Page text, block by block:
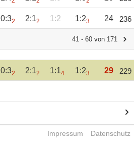
0:32 2:12 1:2 1:23 24 236
41 - 60 von 171
0:32 2:12 1:14 1:23 29 229
Impressum Datenschutz